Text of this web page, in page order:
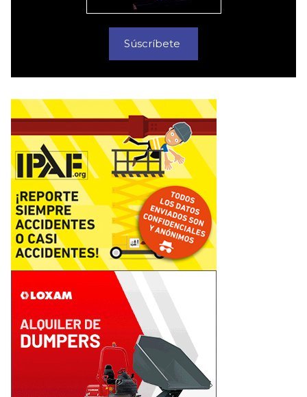
Súscríbete